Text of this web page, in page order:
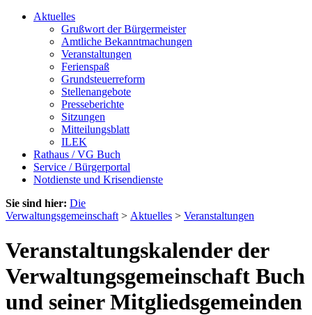
Aktuelles
Grußwort der Bürgermeister
Amtliche Bekanntmachungen
Veranstaltungen
Ferienspaß
Grundsteuerreform
Stellenangebote
Presseberichte
Sitzungen
Mitteilungsblatt
ILEK
Rathaus / VG Buch
Service / Bürgerportal
Notdienste und Krisendienste
Sie sind hier: Die
Verwaltungsgemeinschaft > Aktuelles > Veranstaltungen
Veranstaltungskalender der
Verwaltungsgemeinschaft Buch
und seiner Mitgliedsgemeinden